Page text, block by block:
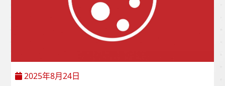
2025年8月24日